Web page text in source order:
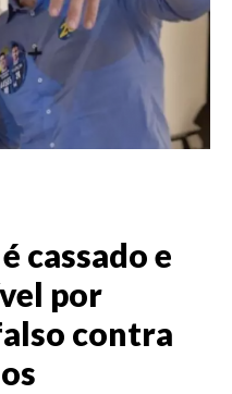
cassado e
por
contra